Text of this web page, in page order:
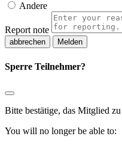
Andere
Report note
Melden
Sperre Teilnehmer?
Bitte bestätige, das Mitglied
You will no longer be able to: